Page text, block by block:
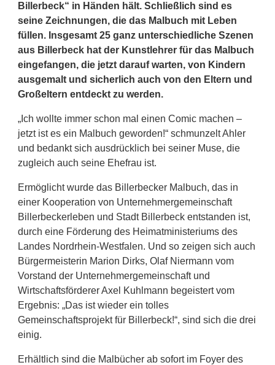
Billerbeck“ in Händen hält. Schließlich sind es
seine Zeichnungen, die das Malbuch mit Leben
füllen. Insgesamt 25 ganz unterschiedliche Szenen
aus Billerbeck hat der Kunstlehrer für das Malbuch
eingefangen, die jetzt darauf warten, von Kindern
ausgemalt und sicherlich auch von den Eltern und
Großeltern entdeckt zu werden.
„Ich wollte immer schon mal einen Comic machen –
jetzt ist es ein Malbuch geworden!“ schmunzelt Ahler
und bedankt sich ausdrücklich bei seiner Muse, die
zugleich auch seine Ehefrau ist.
Ermöglicht wurde das Billerbecker Malbuch, das in
einer Kooperation von Unternehmergemeinschaft
Billerbeckerleben und Stadt Billerbeck entstanden ist,
durch eine Förderung des Heimatministeriums des
Landes Nordrhein-Westfalen. Und so zeigen sich auch
Bürgermeisterin Marion Dirks, Olaf Niermann vom
Vorstand der Unternehmergemeinschaft und
Wirtschaftsförderer Axel Kuhlmann begeistert vom
Ergebnis: „Das ist wieder ein tolles
Gemeinschaftsprojekt für Billerbeck!“, sind sich die drei
einig.
Erhältlich sind die Malbücher ab sofort im Foyer des